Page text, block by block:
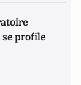
se profile